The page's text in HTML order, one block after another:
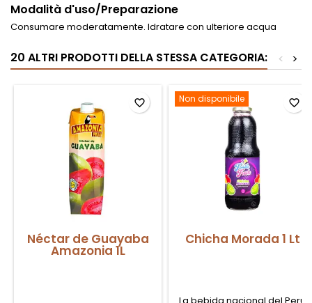
Modalità d'uso/Preparazione
Consumare moderatamente. Idratare con ulteriore acqua
20 ALTRI PRODOTTI DELLA STESSA CATEGORIA: >
<
Néctar de Guayaba
Amazonia 1L
favorite_border Non disponibile
Chicha Morada 1 Lt
favorite_border